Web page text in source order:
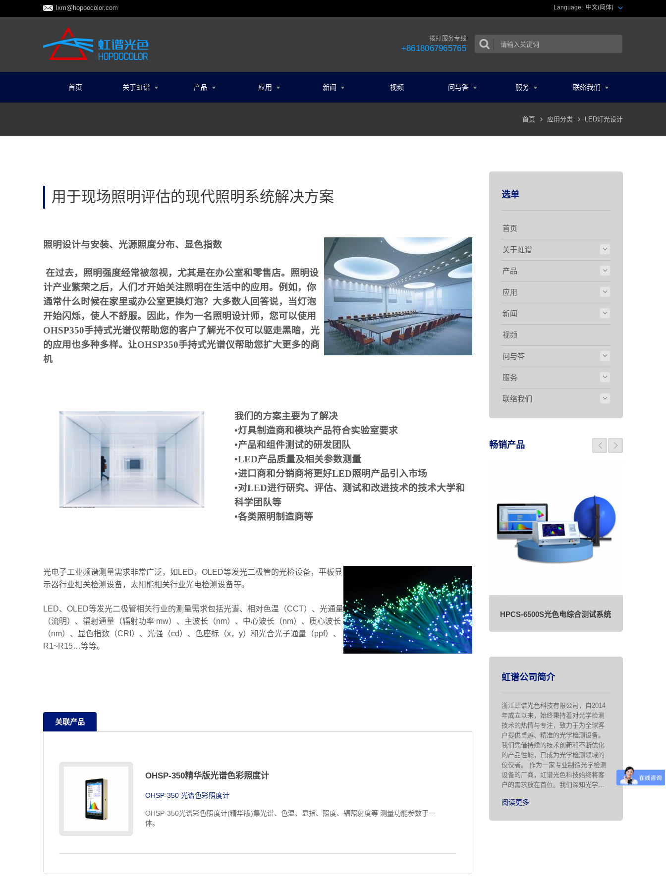
lxm@hopoocolor.com Language: 中文(简体)
拨打服务专线
+8618067965765
首页 关于虹谱 产品 应用 新闻 视频 问与答 服务 联络我们
首页 应用分类 LED灯光设计
用于现场照明评估的现代照明系统解决方案
照明设计与安装、光源照度分布、显色指数
在过去，照明强度经常被忽视，尤其是在办公室和零售店。照明设
计产业繁荣之后，人们才开始关注照明在生活中的应用。例如，你
通常什么时候在家里或办公室更换灯泡？大多数人回答说，当灯泡
开始闪烁，使人不舒服。因此，作为一名照明设计师，您可以使用
OHSP350手持式光谱仪帮助您的客户了解光不仅可以驱走黑暗，光
的应用也多种多样。让OHSP350手持式光谱仪帮助您扩大更多的商
机
我们的方案主要为了解决
•灯具制造商和模块产品符合实验室要求
•产品和组件测试的研发团队
•LED产品质量及相关参数测量
•进口商和分销商将更好LED照明产品引入市场
•对LED进行研究、评估、测试和改进技术的技术大学和
科学团队等
•各类照明制造商等
光电子工业频谱测量需求非常广泛，如LED，OLED等发光二极管的光检设备，平板显
示器行业相关检测设备，太阳能相关行业光电检测设备等。
LED、OLED等发光二极管相关行业的测量需求包括光谱、相对色温（CCT）、光通量
（流明）、辐射通量（辐射功率 mw）、主波长（nm）、中心波长（nm）、质心波长
（nm）、显色指数（CRI）、光强（cd）、色座标（x，y）和光合光子通量（ppf）、
R1~R15…等等。
关联产品
OHSP-350精华版光谱色彩照度计
OHSP-350 光谱色彩照度计
OHSP-350光谱彩色照度计(精华版)集光谱、色温、显指、照度、辐照射度等 测量功能参数于一
体。
选单
首页
关于虹谱
产品
应用
新闻
视频
问与答
服务
联络我们
畅销产品
HPCS-330Pro无线光谱照度计(增
强版）
HPCS-6500S光色电综合测试系统
虹谱公司简介
浙江虹谱光色科技有限公司，自2014
年成立以来，始终秉持着对光学检测
技术的热情与专注，致力于为全球客
户提供卓越、精准的光学检测设备。
我们凭借持续的技术创新和不断优化
的产品性能，已成为光学检测领域的
佼佼者。 作为一家专业制造光学检测
设备的厂商，虹谱光色科技始终将客
户的需求放在首位。我们深知光学检
多领域的重要性，因此，我们不断研
阅读更多